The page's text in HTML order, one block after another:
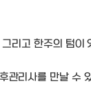
리고 한주의 텀이
관리사를 만날 수